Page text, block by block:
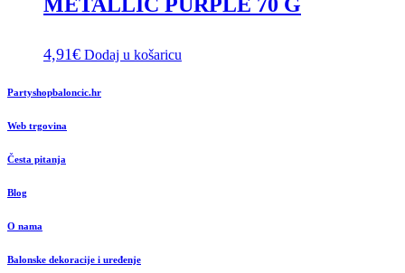
4,91€ Dodaj u košaricu
Partyshopbaloncic.hr
Web trgovina
Česta pitanja
Blog
O nama
Balonske dekoracije i uređenje